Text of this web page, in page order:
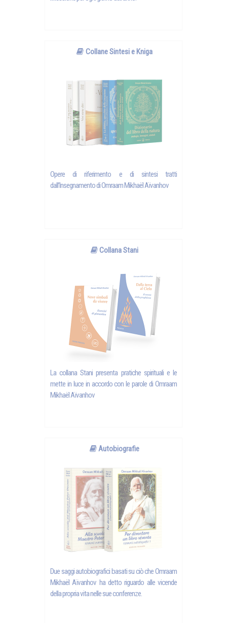
Collane Sintesi e Kniga
Opere di riferimento e di sintesi tratti
dall’Insegnamento di Omraam Mikhaël Aïvanhov
Collana Stani
La collana Stani presenta pratiche spirituali e le
mette in luce in accordo con le parole di Omraam
Mikhaël Aïvanhov
Autobiografie
Due saggi autobiografici basati su ciò che Omraam
Mikhaël Aïvanhov ha detto riguardo alle vicende
della propria vita nelle sue conferenze.